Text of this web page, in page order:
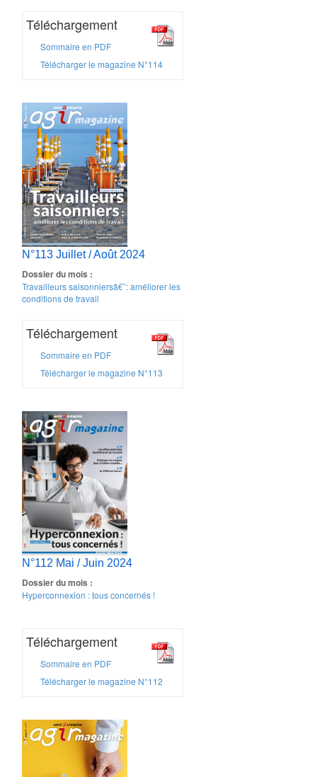
Téléchargement
Sommaire en PDF
Télécharger le magazine N°114
N°113 Juillet / Août 2024
Dossier du mois :
Travailleurs saisonniersâ€ˆ: améliorer les
conditions de travail
Téléchargement
Sommaire en PDF
Télécharger le magazine N°113
N°112 Mai / Juin 2024
Dossier du mois :
Hyperconnexion : tous concernés !
Téléchargement
Sommaire en PDF
Télécharger le magazine N°112